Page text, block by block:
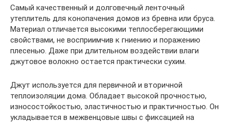
Самый качественный и долговечный ленточный
утеплитель для конопачения домов из бревна или бруса.
Материал отличается высокими теплосберегающими
свойствами, не восприимчив к гниению и поражению
плесенью. Даже при длительном воздействии влаги
джутовое волокно остается практически сухим.
Джут используется для первичной и вторичной
теплоизоляции дома. Обладает высокой прочностью,
износостойкостью, эластичностью и практичностью. Он
укладывается в межвенцовые швы с фиксацией на